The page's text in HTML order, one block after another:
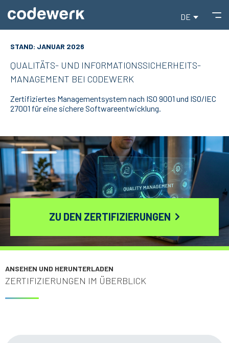
DE
STAND: JANUAR 2026
QUALITÄTS- UND INFORMATIONSSICHERHEITS­
MANAGEMENT BEI CODEWERK
Zertifiziertes Managementsystem nach ISO 9001 und ISO/IEC
27001 für eine sichere Softwareentwicklung.
ZU DEN ZERTIFIZIERUNGEN
ANSEHEN UND HERUNTERLADEN
ZERTIFIZIERUNGEN IM ÜBERBLICK